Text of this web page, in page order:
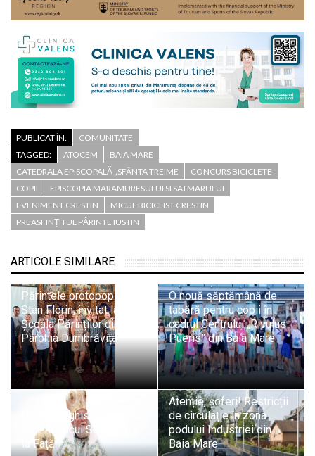
PUBLICAT ÎN:
COMUNITATE
TAGGED:
ATOCEM
BAIA MARE
CATEDRALA EPISCOPALĂ „SFÂNTA TREIME
CONCURS BICICLETE
COPII
EPISCOPIA MARAMURESULUI SI SATMARULUI
EVENIMENT CRESTIN
MICUL BICICLIST CRESTIN
PREASFINȚITUL PĂRINTE IUSTIN
ARTICOLE SIMILARE
Părintele protopop dr.
Stan Florin, invitat la
Școala Părinților din
Parohia Dumbrăvița
O nouă săptămână de
tabără pentru copii în
cadrul Centrului „Rivulus
Pueris” din Baia Mare
Unde liturghisesc ierarhii
de Praznicul Schimbării
la Față
Atenție, șoferi! Restricții
de circulație în zona
podului Industriei din
Baia Mare